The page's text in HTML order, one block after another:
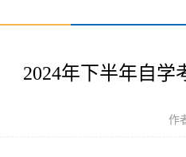
2024年下半年自学
作